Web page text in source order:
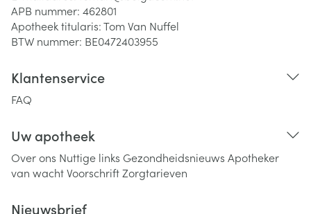
APB nummer: 462801
Apotheek titularis:Tom Van Nuffel
BTW nummer: BE0472403955
Klantenservice
FAQ
Uw apotheek
Over ons Nuttige links Gezondheidsnieuws Apotheker
van wachtVoorschriftZorgtarieven
Nieuwsbrief